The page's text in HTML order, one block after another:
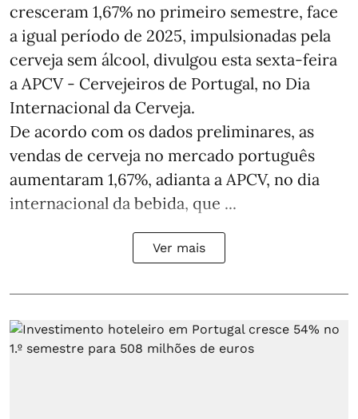
cresceram 1,67% no primeiro semestre, face
a igual período de 2025, impulsionadas pela
cerveja sem álcool, divulgou esta sexta-feira
a APCV - Cervejeiros de Portugal, no Dia
Internacional da Cerveja.
De acordo com os dados preliminares, as
vendas de cerveja no mercado português
aumentaram 1,67%, adianta a APCV, no dia
internacional da bebida, que ...
Ver mais